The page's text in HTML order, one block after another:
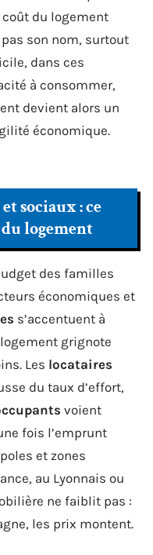
du logement
son nom, surtout
dans ces
à consommer,
devient alors un
économique.
sociaux : ce
logement
des familles
économiques et
s’accentuent à
grignote
Les locataires
du taux d’effort,
voient
fois l’emprunt
et zones
au Lyonnais ou
ne faiblit pas :
les prix montent.